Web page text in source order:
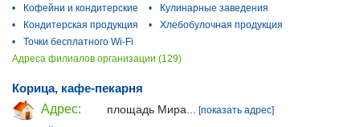
•
Кофейни и кондитерские •
Кулинарные заведения
•
Кондитерская продукция •
Хлебобулочная продукция
•
Точки бесплатного Wi-Fi
Адреса филиалов организации (129)
Корица, кафе-пекарня
Адрес:
площадь Мира...
[показать адрес]